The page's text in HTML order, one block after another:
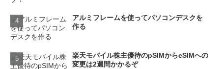
アルミフレームを使ってパソコンデスクを
作る
楽天モバイル株主優待のpSIMからeSIMへの
変更は2週間かかるぞ